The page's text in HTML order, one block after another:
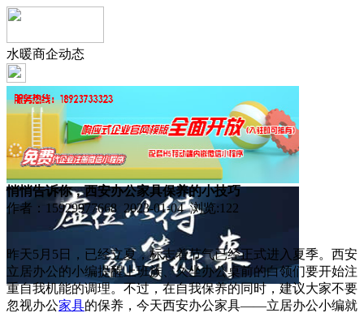
水暖商企动态
悄悄告诉你，西安办公家具保养的小技巧
作者：15929977668 2023-01-04 浏览:122
昨天5月5日，已经立夏，标志着节气已经正式进入夏季。西安
立居办公的小编提醒上班族、久坐办公桌前的白领们要开始注
重自我机能的调理。不过，在自我保养的同时，建议大家不要
忽视办公家具的保养，今天西安办公家具——立居办公小编就